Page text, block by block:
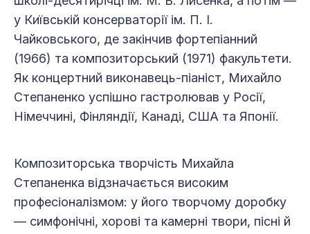
у Київській консерваторії ім. П. І.
Чайковського, де закінчив фортепіанний
(1966) та композиторський (1971) факультети.
Як концертний виконавець-піаніст, Михайло
Степаненко успішно гастролював у Росії,
Німеччині, Фінляндії, Канаді, США та Японії.
Композиторська творчість Михайла
Степаненка відзначається високим
професіоналізмом: у його творчому доробку
— симфонічні, хорові та камерні твори, пісні й